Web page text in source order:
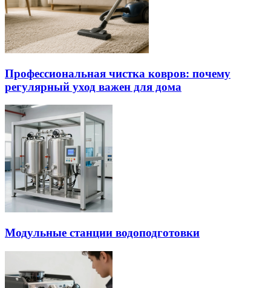
Профессиональная чистка ковров: почему
регулярный уход важен для дома
Модульные станции водоподготовки